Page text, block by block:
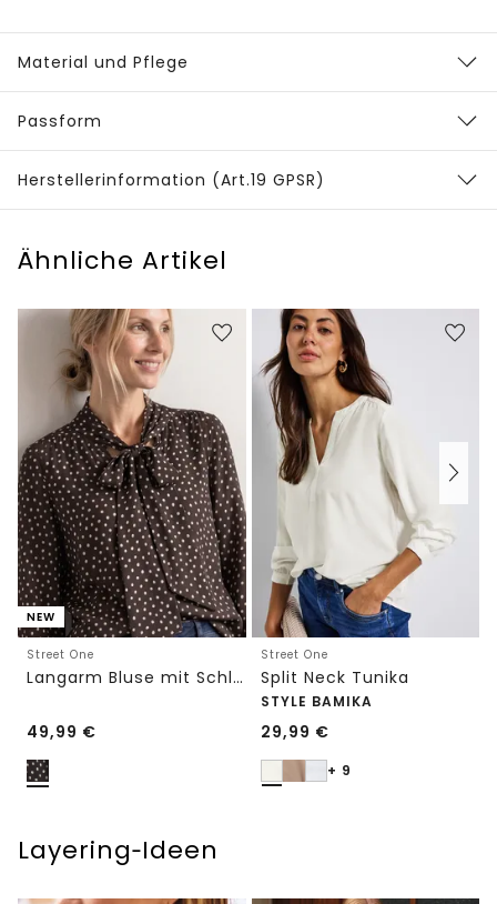
Material und Pflege
Passform
Herstellerinformation (Art.19 GPSR)
Ähnliche Artikel
NEW
Street One
Langarm Bluse mit Schleifendetail
49,99 €
Street One
Split Neck Tunika
STYLE BAMIKA
29,99 €
+ 9
Layering‑Ideen